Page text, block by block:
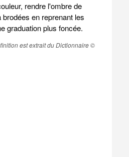
rendre l'ombre de
en reprenant les
graduation plus foncée.
est extrait du Dictionnaire ©